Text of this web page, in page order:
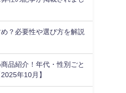
？必要性や選び方を解説
品紹介！年代・性別ごと
年10月】